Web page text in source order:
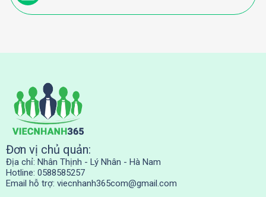
Đơn vị chủ quản:
Địa chỉ: Nhân Thịnh - Lý Nhân - Hà Nam
Hotline: 0588585257
Email hỗ trợ: viecnhanh365com@gmail.com